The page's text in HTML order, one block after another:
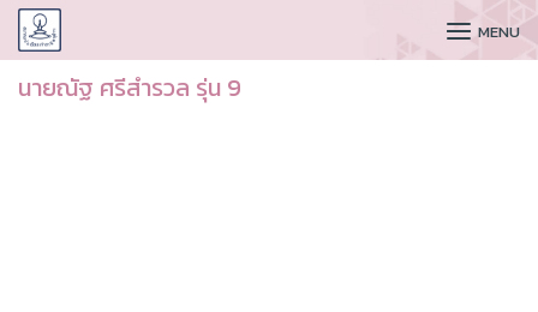
CUDAA MENU
นายณัฐ ศรีสำรวล รุ่น 9